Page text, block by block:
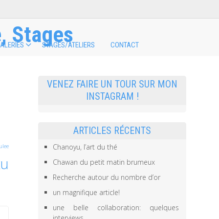
Stages
STAGES/ATELIERS CONTACT
VENEZ FAIRE UN TOUR SUR MON
INSTAGRAM !
ARTICLES RÉCENTS
Chanoyu, l’art du thé
Chawan du petit matin brumeux
Recherche autour du nombre d’or
un magnifique article!
une belle collaboration: quelques